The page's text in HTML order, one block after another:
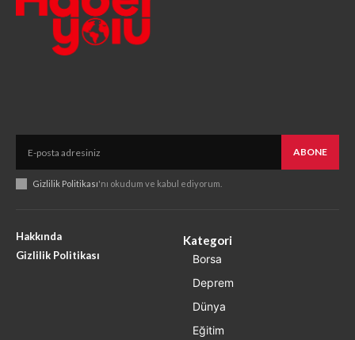
ABONE
Gizlilik Politikası'nı okudum ve kabul ediyorum.
Hakkında
Gizlilik Politikası
Kategori
Borsa
Deprem
Dünya
Eğitim